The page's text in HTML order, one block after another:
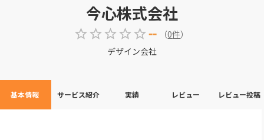
今心株式会社
-- （0件）
デザイン会社
基本情報 サービス紹介 実績 レビュー レビュー投稿